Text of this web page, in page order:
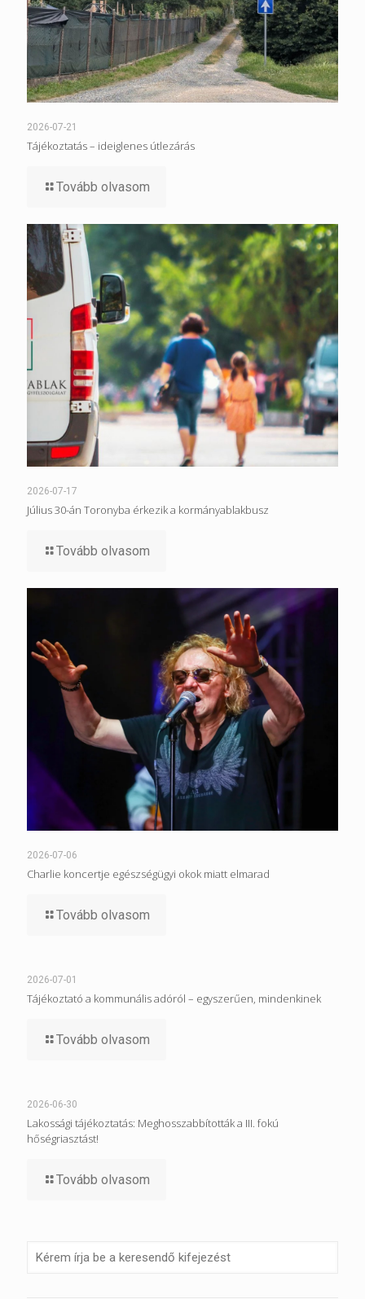
2026-07-21
Tájékoztatás – ideiglenes útlezárás
Tovább olvasom
2026-07-17
Július 30-án Toronyba érkezik a kormányablakbusz
Tovább olvasom
2026-07-06
Charlie koncertje egészségügyi okok miatt elmarad
Tovább olvasom
2026-07-01
Tájékoztató a kommunális adóról – egyszerűen, mindenkinek
Tovább olvasom
2026-06-30
Lakossági tájékoztatás: Meghosszabbították a III. fokú
hőségriasztást!
Tovább olvasom